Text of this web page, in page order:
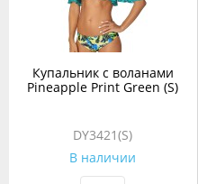
Купальник с воланами
Pineapple Print Green (S)
DY3421(S)
В наличии